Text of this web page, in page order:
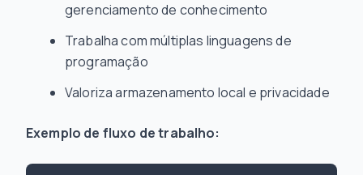
gerenciamento de conhecimento
Trabalha com múltiplas linguagens de
programação
Valoriza armazenamento local e privacidade
Exemplo de fluxo de trabalho: